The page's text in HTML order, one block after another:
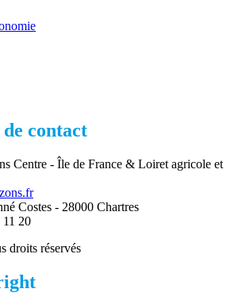
contact
Centre - Île de France & Loiret agricole et
Costes - 28000 Chartres
20
droits réservés